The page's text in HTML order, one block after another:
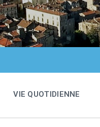
VIE QUOTIDIENNE